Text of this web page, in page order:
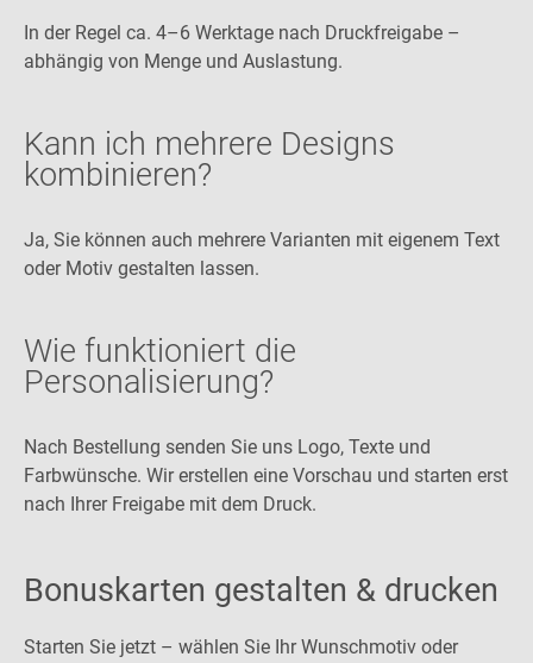
In der Regel ca. 4–6 Werktage nach Druckfreigabe –
abhängig von Menge und Auslastung.
Kann ich mehrere Designs
kombinieren?
Ja, Sie können auch mehrere Varianten mit eigenem Text
oder Motiv gestalten lassen.
Wie funktioniert die
Personalisierung?
Nach Bestellung senden Sie uns Logo, Texte und
Farbwünsche. Wir erstellen eine Vorschau und starten erst
nach Ihrer Freigabe mit dem Druck.
Bonuskarten gestalten & drucken
Starten Sie jetzt – wählen Sie Ihr Wunschmotiv oder